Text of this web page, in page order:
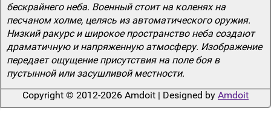
бескрайнего неба. Военный стоит на коленях на
песчаном холме, целясь из автоматического оружия.
Низкий ракурс и широкое пространство неба создают
драматичную и напряженную атмосферу. Изображение
передает ощущение присутствия на поле боя в
пустынной или засушливой местности.
Copyright © 2012-2026 Amdoit | Designed by Amdoit